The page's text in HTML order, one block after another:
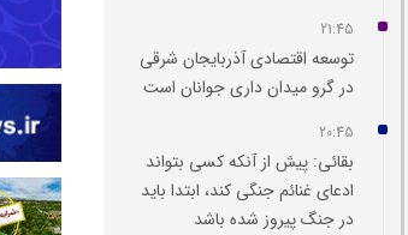
21:45
توسعه اقتصادی آذربایجان شرقی
در گرو میدان‌ داری جوانان است
20:45
بقائی: پیش از آنکه کسی بتواند
ادعای غنائم جنگی کند، ابتدا باید
در جنگ پیروز شده باشد